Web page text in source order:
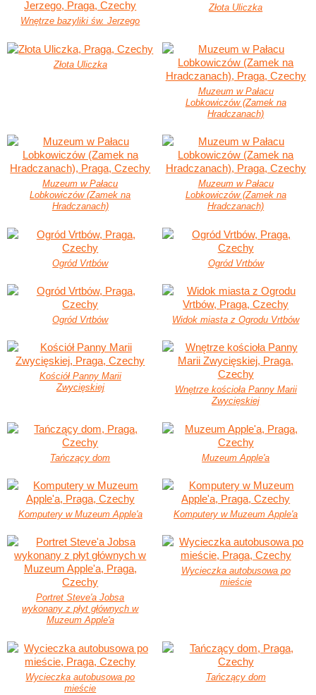
Wnętrze bazyliki św. Jerzego
Złota Uliczka
Złota Uliczka
Muzeum w Pałacu
Lobkowiczów (Zamek na
Hradczanach)
Muzeum w Pałacu
Lobkowiczów (Zamek na
Hradczanach)
Muzeum w Pałacu
Lobkowiczów (Zamek na
Hradczanach)
Ogród Vrtbów Ogród Vrtbów
Ogród Vrtbów Widok miasta z Ogrodu Vrtbów
Kościół Panny Marii
Zwycięskiej
Wnętrze kościoła Panny Marii
Zwycięskiej
Tańczący dom Muzeum Apple'a
Komputery w Muzeum Apple'a Komputery w Muzeum Apple'a
Portret Steve'a Jobsa
wykonany z płyt głównych w
Muzeum Apple'a
Wycieczka autobusowa po
mieście
Wycieczka autobusowa po
mieście
Tańczący dom